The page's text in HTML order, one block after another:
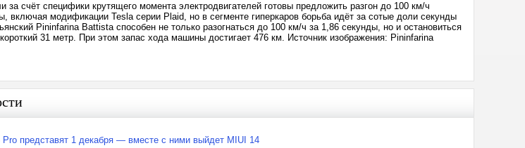
за счёт специфики крутящего момента электродвигателей готовы предложить разгон до 100 км/ч
включая модификации Tesla серии Plaid, но в сегменте гиперкаров борьба идёт за сотые доли секунды
Pininfarina Battista способен не только разогнаться до 100 км/ч за 1,86 секунды, но и остановиться
31 метр. При этом запас хода машины достигает 476 км. Источник изображения: Pininfarina
представят 1 декабря — вместе с ними выйдет MIUI 14